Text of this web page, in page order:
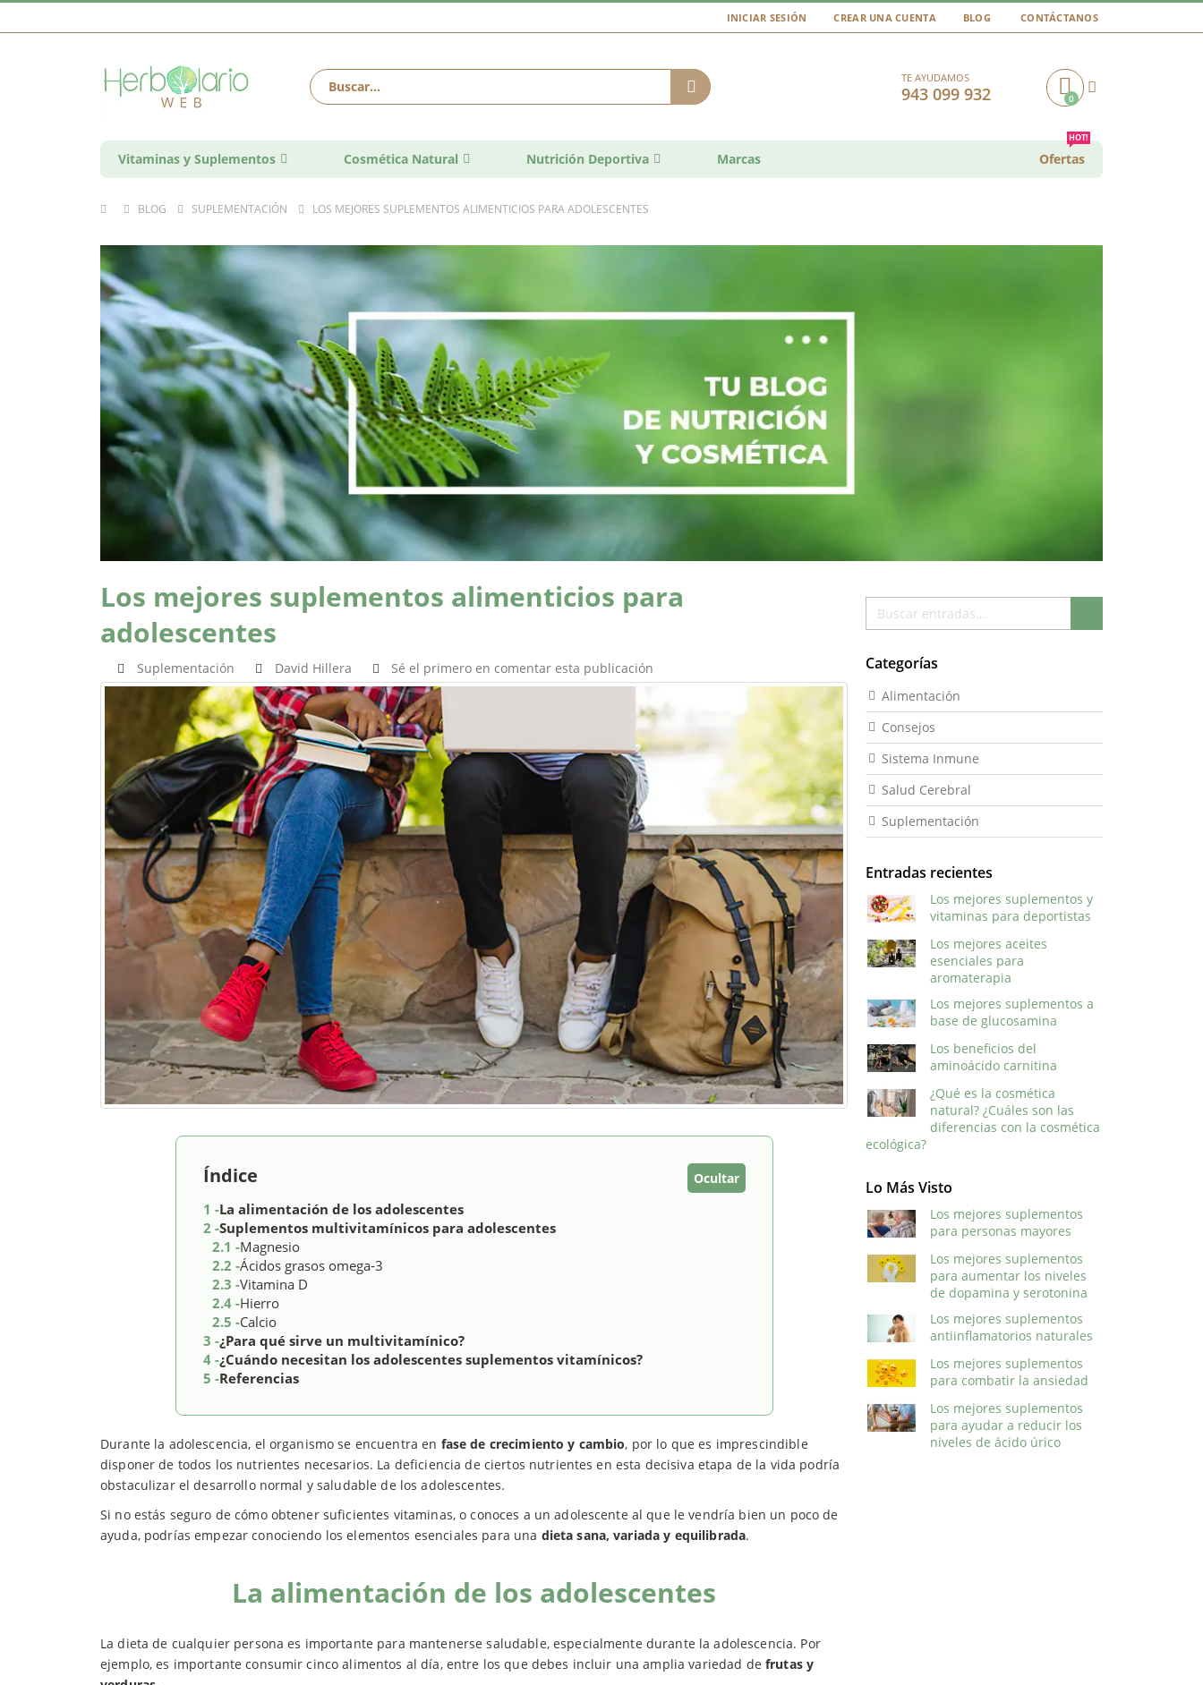
INICIAR SESIÓN CREAR UNA CUENTA BLOG CONTÁCTANOS
TE AYUDAMOS
943 099 932 Cart0
Vitaminas y Suplementos Cosmética Natural Nutrición Deportiva Marcas Ofertas
HOT!
BLOG SUPLEMENTACIÓN LOS MEJORES SUPLEMENTOS ALIMENTICIOS PARA ADOLESCENTES
Categorías
Alimentación
Consejos
Sistema Inmune
Salud Cerebral
Suplementación
Entradas recientes
Los mejores suplementos y
vitaminas para deportistas
Los mejores aceites
esenciales para
aromaterapia
Los mejores suplementos a
base de glucosamina
Los beneficios del
aminoácido carnitina
¿Qué es la cosmética
natural? ¿Cuáles son las
diferencias con la cosmética
ecológica?
Lo Más Visto
Los mejores suplementos
para personas mayores
Los mejores suplementos
para aumentar los niveles
de dopamina y serotonina
Los mejores suplementos
antiinflamatorios naturales
Los mejores suplementos
para combatir la ansiedad
Los mejores suplementos
para ayudar a reducir los
niveles de ácido úrico
Los mejores suplementos alimenticios para
adolescentes
Suplementación David Hillera Sé el primero en comentar esta publicación
Índice Ocultar
1 -La alimentación de los adolescentes
2 -Suplementos multivitamínicos para adolescentes
2.1 -Magnesio
2.2 -Ácidos grasos omega-3
2.3 -Vitamina D
2.4 -Hierro
2.5 -Calcio
3 -¿Para qué sirve un multivitamínico?
4 -¿Cuándo necesitan los adolescentes suplementos vitamínicos?
5 -Referencias
Durante la adolescencia, el organismo se encuentra en fase de crecimiento y cambio, por lo que es imprescindible
disponer de todos los nutrientes necesarios. La deficiencia de ciertos nutrientes en esta decisiva etapa de la vida podría
obstaculizar el desarrollo normal y saludable de los adolescentes.
Si no estás seguro de cómo obtener suficientes vitaminas, o conoces a un adolescente al que le vendría bien un poco de
ayuda, podrías empezar conociendo los elementos esenciales para una dieta sana, variada y equilibrada.
La alimentación de los adolescentes
La dieta de cualquier persona es importante para mantenerse saludable, especialmente durante la adolescencia. Por
ejemplo, es importante consumir cinco alimentos al día, entre los que debes incluir una amplia variedad de frutas y